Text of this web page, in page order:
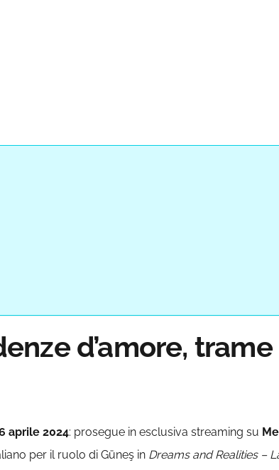
d’amore,
aprile 2024: prosegue in esclusiva streaming su
per il ruolo di Güneş in Dreams and Realities –